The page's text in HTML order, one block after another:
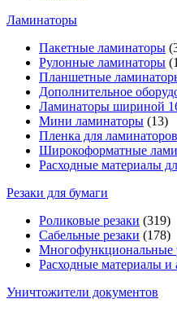
Ламинаторы
Пакетные ламинаторы
Рулонные ламинаторы
Планшетные
Дополнительное
Ламинаторы шириной
Мини ламинаторы (13)
Пленка для ламинаторов
Широкоформатные
Расходные материалы
Резаки для бумаги
Роликовые резаки (319)
Сабельные резаки (178)
Многофункциональные
Расходные материалы и
Уничтожители документов